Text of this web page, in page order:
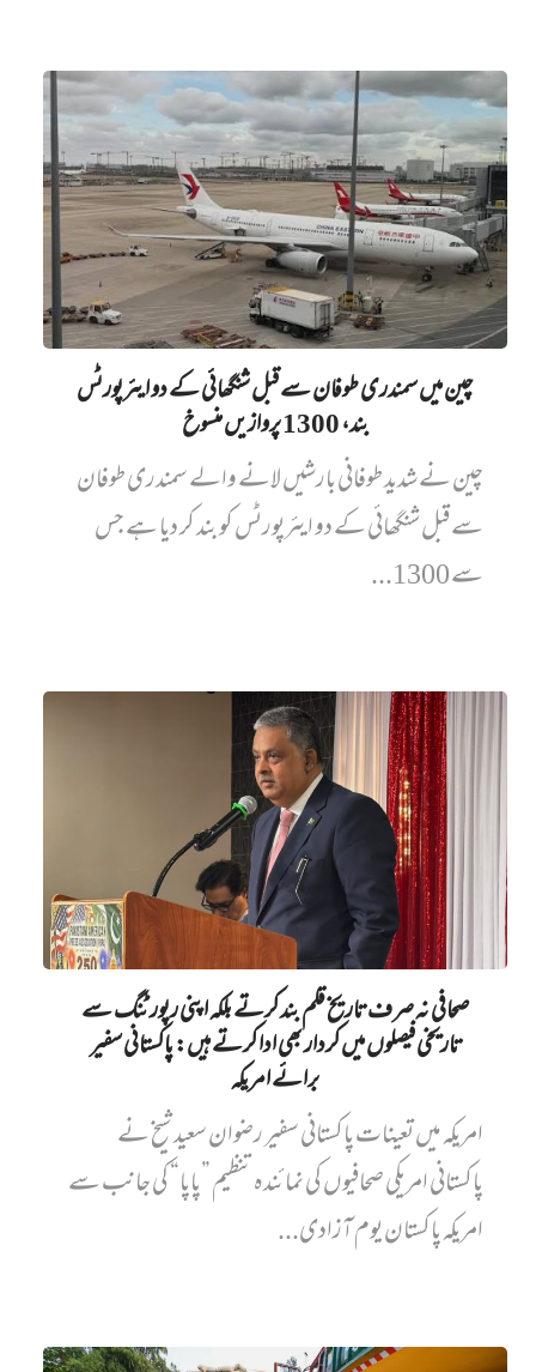
چین میں‌ سمندری طوفان سے قبل شنگھائی کے دو ایئرپورٹس
بند، 1300 پروازیں‌ منسوخ
چین نے شدید طوفانی بارشیں لانے والے سمندری طوفان
سے قبل شنگھائی کے دو ایئرپورٹس کو بند کر دیا ہے جس
سے 1300...
صحافی نہ صرف تاریخ قلم بند کرتے بلکہ اپنی رپورٹنگ سے
تاریخی فیصلوں میں کردار بھی ادا کرتے ہیں: پاکستانی سفیر
برائے امریکہ
امریکہ میں تعینات پاکستانی سفیر رضوان سعید شیخ نے
پاکستانی امریکی صحافیوں کی نمائندہ تنظیم ”پاپا“ کی جانب سے
امریکہ پاکستان یوم آزادی...